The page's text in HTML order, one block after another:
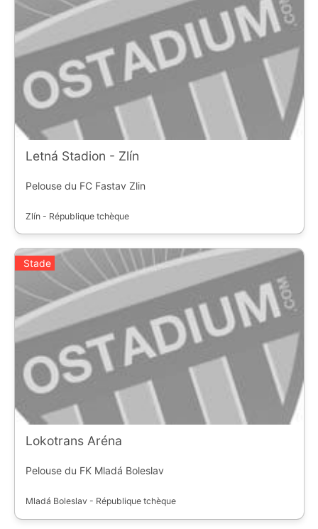
Letná Stadion - Zlín
Pelouse du FC Fastav Zlin
Zlín - République tchèque
Stade
Lokotrans Aréna
Pelouse du FK Mladá Boleslav
Mladá Boleslav - République tchèque